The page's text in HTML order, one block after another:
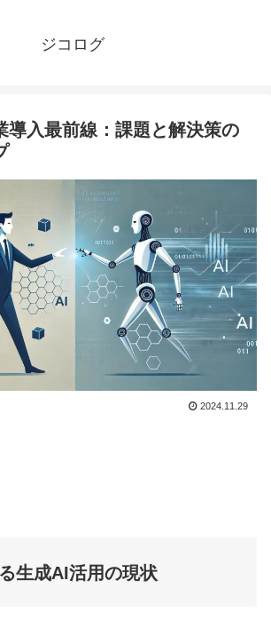
ジコログ
導入最前線：課題と解決策の
2024.11.29
生成AI活用の現状